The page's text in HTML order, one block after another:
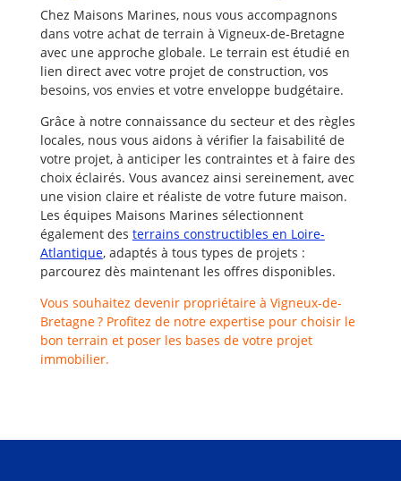
Chez Maisons Marines, nous vous accompagnons
dans votre achat de terrain à Vigneux-de-Bretagne
avec une approche globale. Le terrain est étudié en
lien direct avec votre projet de construction, vos
besoins, vos envies et votre enveloppe budgétaire.
Grâce à notre connaissance du secteur et des règles
locales, nous vous aidons à vérifier la faisabilité de
votre projet, à anticiper les contraintes et à faire des
choix éclairés. Vous avancez ainsi sereinement, avec
une vision claire et réaliste de votre future maison.
Les équipes Maisons Marines sélectionnent
également des terrains constructibles en Loire-
Atlantique, adaptés à tous types de projets :
parcourez dès maintenant les offres disponibles.
Vous souhaitez devenir propriétaire à Vigneux-de-
Bretagne ? Profitez de notre expertise pour choisir le
bon terrain et poser les bases de votre projet
immobilier.